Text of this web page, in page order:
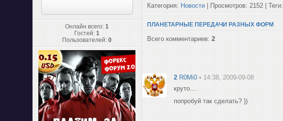
Онлайн всего:1
Гостей:1
Пользователей:0
Категория: Новости | Просмотров: 2152 | Теги:
ПЛАНЕТАРНЫЕ ПЕРЕДАЧИ РАЗНЫХ ФОРМ
Всего комментариев:2
2 R0Mi0 • 14:38, 2009-09-08
круто....
попробуй так сделать? ))